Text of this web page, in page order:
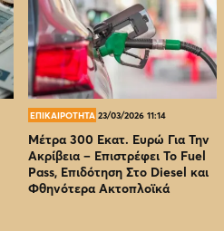
ΕΠΙΚΑΙΡΟΤΗΤΑ 23/03/2026 11:14
Μέτρα 300 Εκατ. Ευρώ Για Την
Ακρίβεια – Επιστρέφει Το Fuel
Pass, Επιδότηση Στο Diesel και
Φθηνότερα Ακτοπλοϊκά